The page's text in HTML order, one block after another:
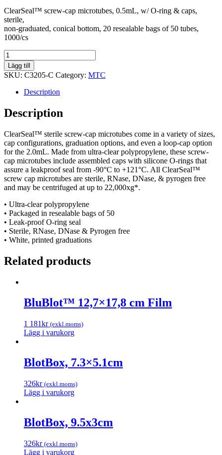
ClearSeal™ screw-cap microtubes, 0.5mL, w/ O-ring & caps,
sterile,
non-graduated, conical bottom, 20 resealable bags of 50 tubes,
1000/cs
MicroCentrifuge
Screw-
Cap
0.5mL
Microtube,
conical
bottom
1000/cs
Lägg till
SKU: C3205-C Category: MTC
Description
Description
ClearSeal™ sterile screw-cap microtubes come in a variety of sizes,
cap configurations, graduation options, and even a loop-cap option
for the 2.0mL. Made from ultra-clear polypropylene, these screw-
cap microtubes include assembled caps with silicone O-rings that
assure a leakproof seal from -90°C to +121°C. All ClearSeal™
screw cap microtubes are sterile, RNase, DNase, & pyrogen free
and may be centrifuged at up to 22,000xg*.
• Ultra-clear polypropylene
• Packaged in resealable bags of 50
• Leak-proof O-ring seal
• Sterile, RNase, DNase & Pyrogen free
• White, printed graduations
Related products
BluBlot™ 12,7×17,8 cm Film
1 181kr (exkl.moms)
Lägg i varukorg
BlotBox, 7.3×5.1cm
326kr (exkl.moms)
Lägg i varukorg
BlotBox, 9.5x3cm
326kr (exkl.moms)
Lägg i varukorg